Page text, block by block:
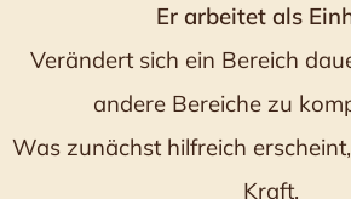
Er arbeitet als
Verändert sich ein Bereich
andere Bereiche zu
Was zunächst hilfreich
Kraft.